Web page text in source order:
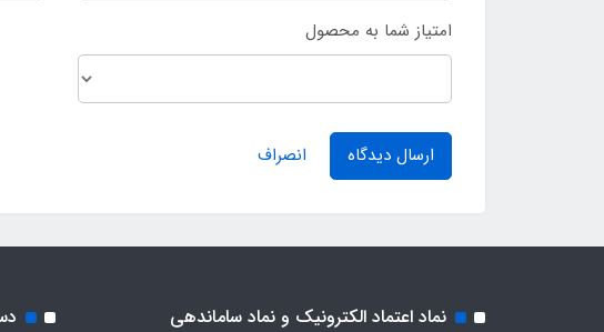
امتیاز شما به محصول
ارسال دیدگاه انصراف
نماد اعتماد الکترونیک و نماد ساماندهی